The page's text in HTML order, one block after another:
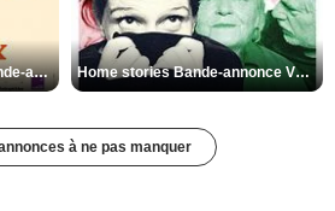
Les Matins merveilleux Bande-annonce VF Home stories Bande-annonce VO STFR
à ne pas manquer